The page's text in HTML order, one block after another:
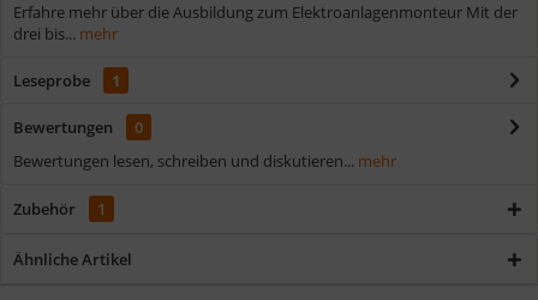
Erfahre mehr über die Ausbildung zum Elektroanlagenmonteur Mit der
drei bis... mehr
Leseprobe 1
Bewertungen
0
Bewertungen lesen, schreiben und diskutieren... mehr
Zubehör 1
Ähnliche Artikel